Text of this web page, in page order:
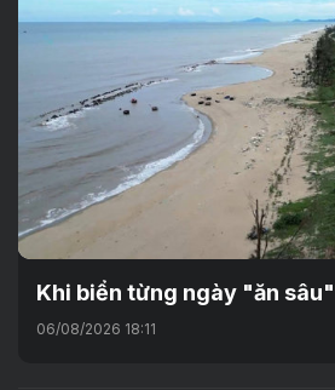
Khi biển từng ngày "ăn
06/08/2026 18:11